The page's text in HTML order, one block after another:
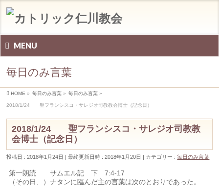
MENU
毎日のみ言葉
HOME » 毎日のみ言葉 » 毎日のみ言葉 »
2018/1/24 聖フランシスコ・サレジオ司教教会博士（記念日）
2018/1/24 聖フランシスコ・サレジオ司教教
会博士（記念日）
投稿日 : 2018年1月24日 最終更新日時 : 2018年1月20日 カテゴリー :毎日のみ言葉
第一朗読 サムエル記 下 7:4-17
（その日、）ナタンに臨んだ主の言葉は次のとおりであった。